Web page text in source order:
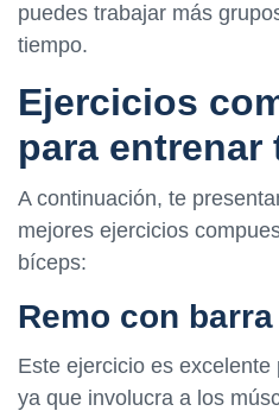
puedes trabajar más
tiempo.
Ejercicios
para entrenar
A continuación, te
mejores ejercicios
bíceps:
Remo con barra
Este ejercicio es
ya que involucra a los